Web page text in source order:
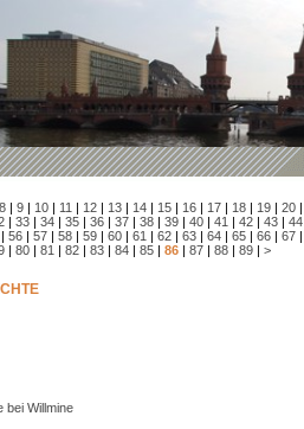
8 | 9 | 10 | 11 | 12 | 13 | 14 | 15 | 16 | 17 | 18 | 19 | 20 |
| 33 | 34 | 35 | 36 | 37 | 38 | 39 | 40 | 41 | 42 | 43 | 44
| 56 | 57 | 58 | 59 | 60 | 61 | 62 | 63 | 64 | 65 | 66 | 67 |
| 80 | 81 | 82 | 83 | 84 | 85 | 86 | 87 | 88 | 89 | >
bei Willmine